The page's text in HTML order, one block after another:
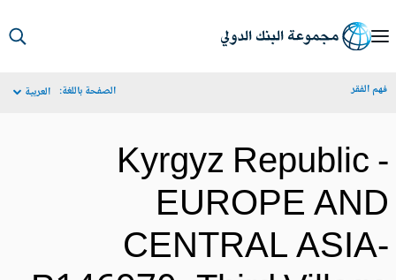
الفقر الصفحة باللغة: العربية
Kyrgyz Republic
EUROPE
CENTRAL